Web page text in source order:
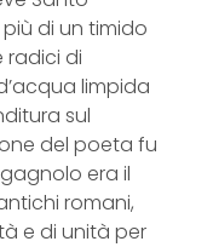
di un timido
radici di
limpida
sul
del poeta fu
era il
romani,
e di unità per